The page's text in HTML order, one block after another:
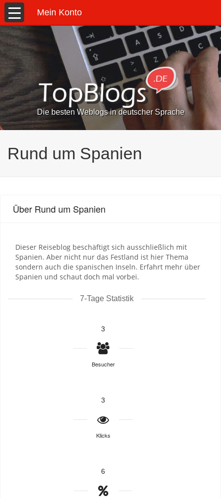
Mein Konto
Die besten Weblogs in deutscher Sprache
Rund um Spanien
Über Rund um Spanien
Dieser Reiseblog beschäftigt sich ausschließlich mit
Spanien. Aber nicht nur das Festland ist hier Thema
sondern auch die spanischen Inseln. Erfahrt mehr über
Spanien und schaut doch mal vorbei.
7-Tage Statistik
3
Besucher
3
Klicks
6